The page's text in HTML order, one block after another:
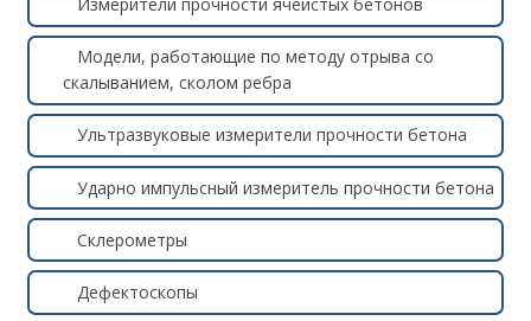
Модели, работающие по методу отрыва со
скалыванием, сколом ребра
Ультразвуковые измерители прочности бетона
Ударно импульсный измеритель прочности бетона
Склерометры
Дефектоскопы